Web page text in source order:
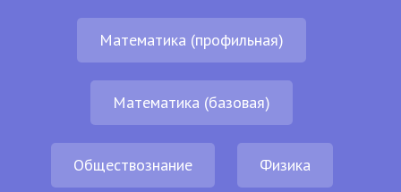
Математика (профильная)
Математика (базовая)
Обществознание Физика